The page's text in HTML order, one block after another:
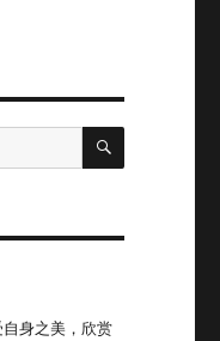
搜
身之美，欣赏